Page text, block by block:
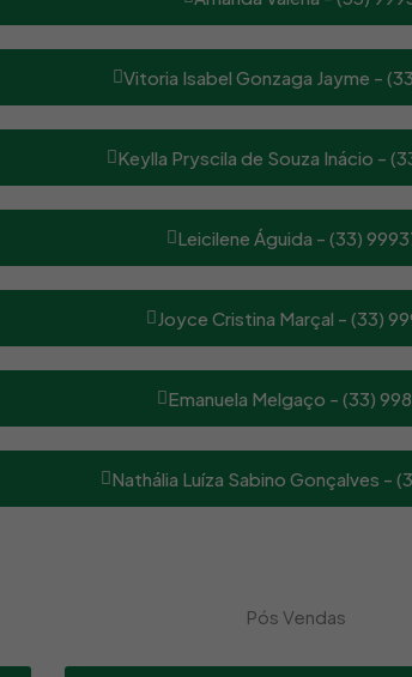
Vitoria Isabel Gonzaga Jayme -
Keylla Pryscila de Souza Inácio -
Leicilene Águida - (33)
Joyce Cristina Marçal - (33)
Emanuela Melgaço - (33)
Nathália Luíza Sabino Gonçalves -
Pós Vendas